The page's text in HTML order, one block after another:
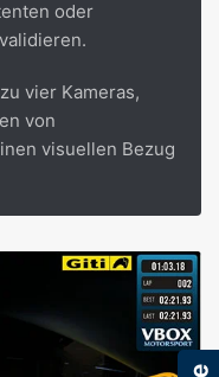
oder
vier Kameras,
von
visuellen Bezug